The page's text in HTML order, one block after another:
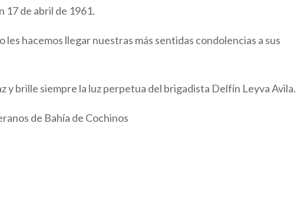
17 de abril de 1961.
hacemos llegar nuestras más sentidas condolencias a sus
y brille siempre la luz perpetua del brigadista Delfín Leyva Avila.
de Bahía de Cochinos